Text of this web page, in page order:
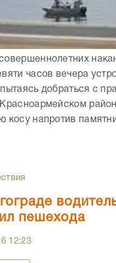
часов вечера
добраться с
косу напротив
пешехода
12:23